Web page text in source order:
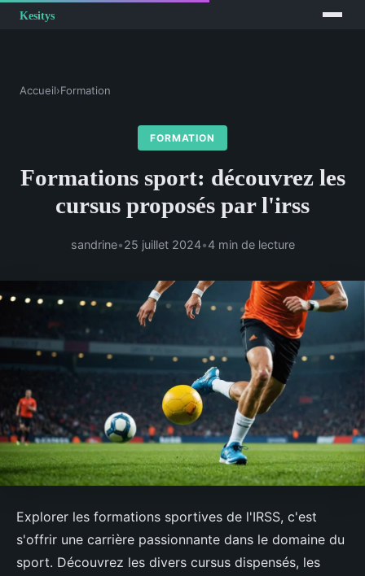
Accueil›Formation
FORMATION
Formations sport: découvrez les
cursus proposés par l'irss
sandrine•25 juillet 2024•4 min de lecture
Explorer les formations sportives de l'IRSS, c'est
s'offrir une carrière passionnante dans le domaine du
sport. Découvrez les divers cursus dispensés, les